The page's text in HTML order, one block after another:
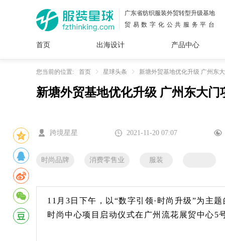
广东省纺织服装外贸转型升级基地
贸易数字化公共服务平台
首页 出海设计
面料
花型
插画
图案
服装
设计
产品中心
女装
内衣
男装
运动
服
童装
牛仔
服装
您当前的位置: 首页 星球头条 新塘外贸基地优化升级 广州东
新塘外贸基地优化升级 广州东大
跨境星星 2021-11-20 07:07
时尚品牌 消费零售业 服装
11月3日下午，以“数字引领·时尚升级”为主
时尚中心项目启动仪式在广州流花展贸中心5